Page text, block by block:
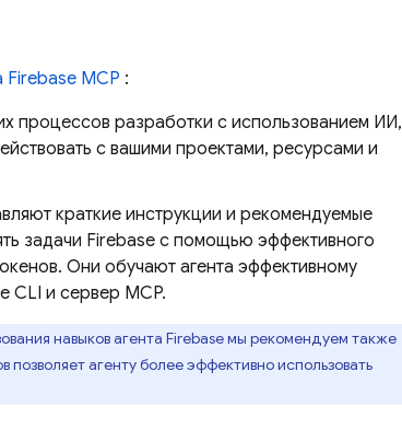
Firebase MCP :
процессов разработки с использованием ИИ,
с вашими проектами, ресурсами и
краткие инструкции и рекомендуемые
задачи Firebase с помощью эффективного
Они обучают агента эффективному
CLI и сервер MCP.
навыков агента Firebase мы рекомендуем также
позволяет агенту более эффективно использовать